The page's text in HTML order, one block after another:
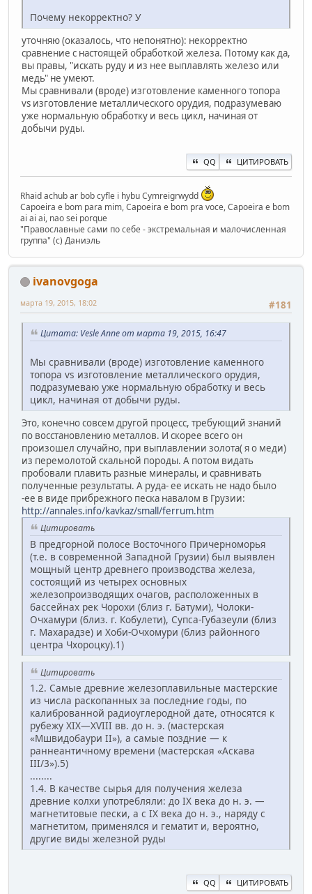
Почему некорректно? У
уточняю (оказалось, что непонятно): некорректно
сравнение с настоящей обработкой железа. Потому как да,
вы правы, "искать руду и из нее выплавлять железо или
медь" не умеют.
Мы сравнивали (вроде) изготовление каменного топора
vs изготовление металлического орудия, подразумеваю
уже нормальную обработку и весь цикл, начиная от
добычи руды.
QQ ЦИТИРОВАТЬ
Rhaid achub ar bob cyfle i hybu Cymreigrwydd
Capoeira e bom para mim, Capoeira e bom pra voce, Capoeira e bom
ai ai ai, nao sei porque
"Православные сами по себе - экстремальная и малочисленная
группа" (с) Даниэль
ivanovgoga
#181
марта 19, 2015, 18:02
Цитата: Vesle Anne от марта 19, 2015, 16:47
Мы сравнивали (вроде) изготовление каменного
топора vs изготовление металлического орудия,
подразумеваю уже нормальную обработку и весь
цикл, начиная от добычи руды.
Это, конечно совсем другой процесс, требующий знаний
по восстановлению металлов. И скорее всего он
произошел случайно, при выплавлении золота( я о меди)
из перемолотой скальной породы. А потом видать
пробовали плавить разные минералы, и сравнивать
полученные результаты. А руда- ее искать не надо было
-ее в виде прибрежного песка навалом в Грузии:
http://annales.info/kavkaz/small/ferrum.htm
Цитировать
В предгорной полосе Восточного Причерноморья
(т.е. в современной Западной Грузии) был выявлен
мощный центр древнего производства железа,
состоящий из четырех основных
железопроизводящих очагов, расположенных в
бассейнах рек Чорохи (близ г. Батуми), Чолоки-
Очхамури (близ. г. Кобулети), Супса-Губазеули (близ
г. Махарадзе) и Хоби-Очхомури (близ районного
центра Чхороцку).1)
Цитировать
1.2. Самые древние железоплавильные мастерские
из числа раскопанных за последние годы, по
калиброванной радиоуглеродной дате, относятся к
рубежу XIX—XVIII вв. до н. э. (мастерская
«Мшвидобаури II»), а самые поздние — к
раннеантичному времени (мастерская «Аскава
III/3»).5)
........
1.4. В качестве сырья для получения железа
древние колхи употребляли: до IX века до н. э. —
магнетитовые пески, а с IX века до н. э., наряду с
магнетитом, применялся и гематит и, вероятно,
другие виды железной руды
QQ ЦИТИРОВАТЬ